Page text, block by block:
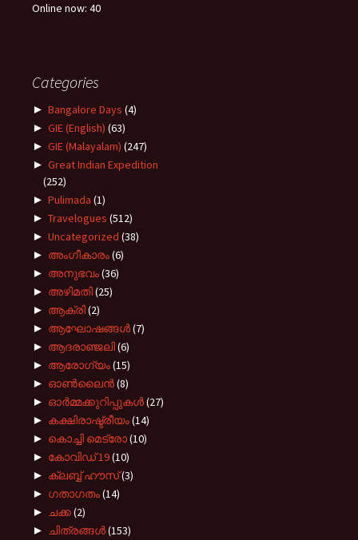
Online now: 40
Categories
► Bangalore Days (4)
► GIE (English) (63)
► GIE (Malayalam) (247)
► Great Indian Expedition
(252)
► Pulimada (1)
► Travelogues (512)
► Uncategorized (38)
► അംഗീകാരം(6)
► അനുഭവം(36)
► അഴിമതി(25)
► ആക്രി(2)
► ആഘോഷങ്ങൾ(7)
► ആദരാഞ്ജലി(6)
► ആരോഗ്യം(15)
► ഓൺലൈൻ(8)
► ഓർമ്മക്കുറിപ്പുകൾ(27)
► കക്ഷിരാഷ്ട്രീയം(14)
► കൊച്ചി മെട്രോ(10)
► കോവിഡ് 19(10)
► ക്ലബ്ബ് ഹൗസ്(3)
► ഗതാഗതം(14)
► ചക്ക(2)
► ചിത്രങ്ങൾ(153)